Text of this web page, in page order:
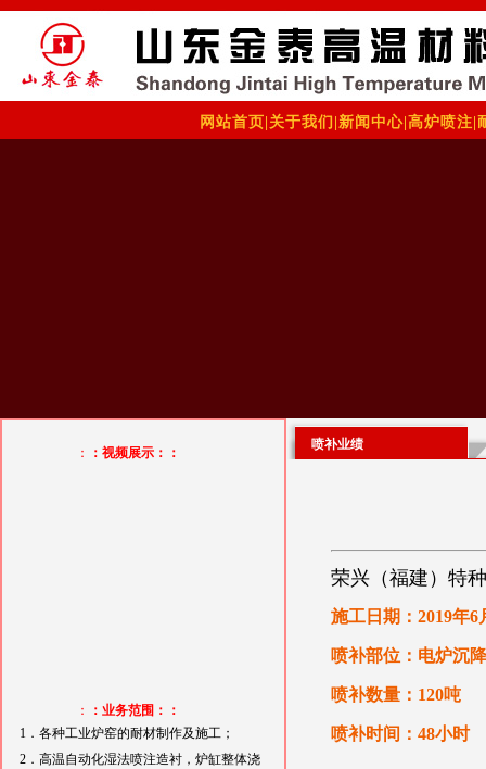
网站首页 关于我们 新闻中心 高炉喷注
： ：视频展示：：
：
：业务范围：：
1．各种工业炉窑的耐材制作及施工；
2．高温自动化湿法喷注造衬，炉缸整体浇
喷补业绩
荣兴（福建）特
施工日期：2019年6
喷补部位：电炉沉
喷补数量：120吨
喷补时间：48小时